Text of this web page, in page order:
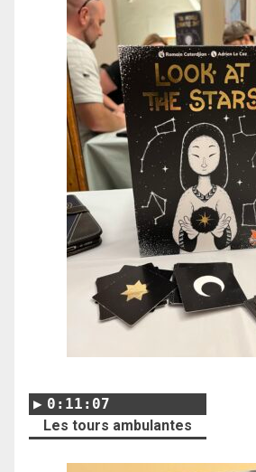
0:11:07
Les tours ambulantes